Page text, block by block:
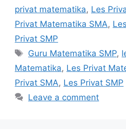
privat matematika, Les
Privat Matematika SMA,
Privat SMP
Tags
Guru Matematika SMP,
Matematika, Les Privat
Privat SMA, Les Privat SMP
Leave a comment